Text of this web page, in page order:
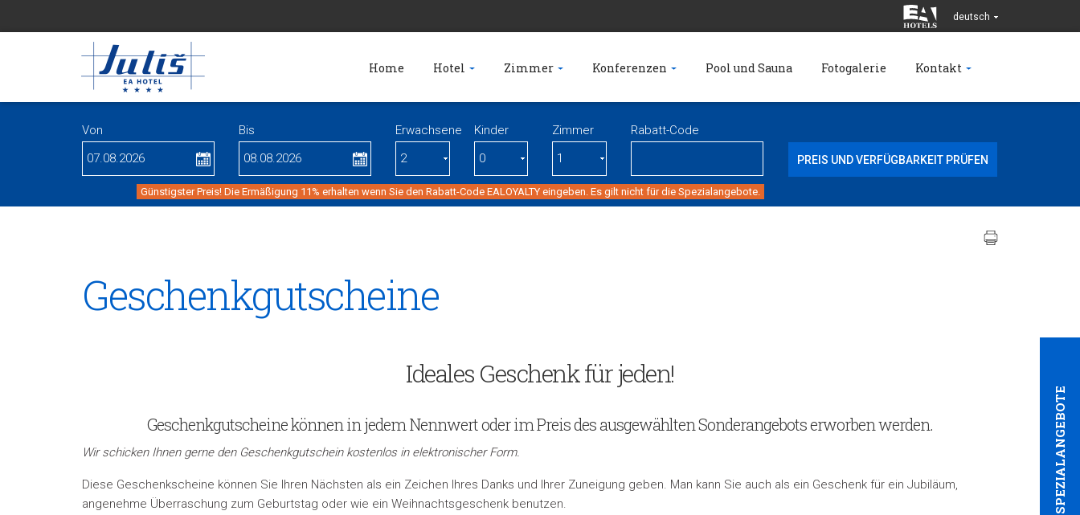
deutsch
Home Hotel Zimmer Konferenzen Pool und Sauna Fotogalerie Kontakt
Von Bis Erwachsene Kinder Zimmer Rabatt-Code
Günstigster Preis! Die Ermäßigung 11% erhalten wenn Sie den Rabatt-Code EALOYALTY eingeben. Es gilt nicht für die Spezialangebote.
SPEZIALANGEBOTE
Geschenkgutscheine
Ideales Geschenk für jeden!
Geschenkgutscheine können in jedem Nennwert oder im Preis des ausgewählten Sonderangebots erworben werden.
Wir schicken Ihnen gerne den Geschenkgutschein kostenlos in elektronischer Form.
Diese Geschenkscheine können Sie Ihren Nächsten als ein Zeichen Ihres Danks und Ihrer Zuneigung geben. Man kann Sie auch als ein Geschenk für ein Jubiläum,
angenehme Überraschung zum Geburtstag oder wie ein Weihnachtsgeschenk benutzen.